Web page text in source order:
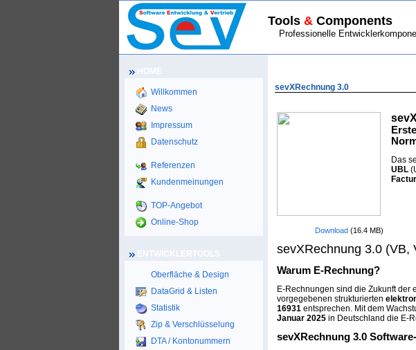
Tools & Components
Professionelle
Willkommen
News
Impressum
Datenschutz
Referenzen
Kundenmeinungen
TOP-Angebot
Online-Shop
Oberfläche & Design
DataGrid & Listen
Statistik
Zip & Verschlüsselung
DTA / Kontonummern
sevXRechnung 3.0
Das
UBL
Download(16.4 MB)
sevXRechnung 3.0 (VB,
Warum E-Rechnung?
E-Rechnungen sind die Zukunft
vorgegebenen strukturierten
16931 entsprechen. Mit dem
Januar 2025 in Deutschland die E-
sevXRechnung 3.0